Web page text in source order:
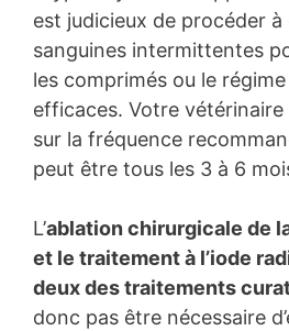
est judicieux de procéder à
sanguines intermittentes
les comprimés ou le
efficaces. Votre vétérinaire
sur la fréquence
peut être tous les 3 à 6
L’ablation chirurgicale de
et le traitement à l’iode
deux des traitements
donc pas être nécessaire